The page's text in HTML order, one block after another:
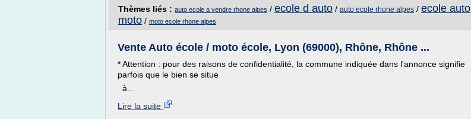
Thèmes liés : auto ecole a vendre rhone alpes / ecole d auto / auto ecole rhone alpes / ecole auto
moto / moto ecole rhone alpes
Vente Auto école / moto école, Lyon (69000), Rhône, Rhône ...
* Attention : pour des raisons de confidentialité, la commune indiquée dans l'annonce signifie
parfois que le bien se situe
à...
Lire la suite